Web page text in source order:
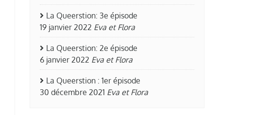
La Queerstion: 3e épisode
19 janvier 2022 Eva et Flora
La Queerstion: 2e épisode
6 janvier 2022 Eva et Flora
La Queerstion : 1er épisode
30 décembre 2021 Eva et Flora